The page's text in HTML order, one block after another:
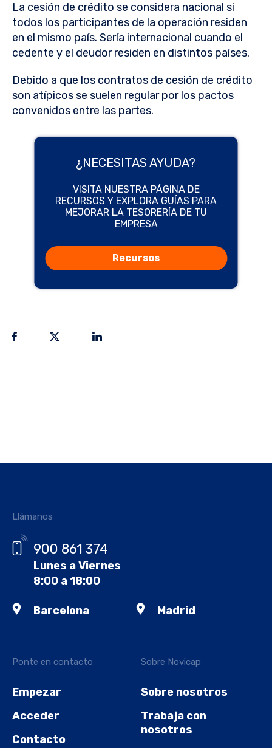
La cesión de crédito se considera nacional si
todos los participantes de la operación residen
en el mismo país. Sería internacional cuando el
cedente y el deudor residen en distintos países.
Debido a que los contratos de cesión de crédito
son atípicos se suelen regular por los pactos
convenidos entre las partes.
¿NECESITAS AYUDA?
VISITA NUESTRA PÁGINA DE
RECURSOS Y EXPLORA GUÍAS PARA
MEJORAR LA TESORERÍA DE TU
EMPRESA
Recursos
Ponte en contacto
Empezar
Acceder
Contacto
Sobre Novicap
Sobre nosotros
Trabaja con
nosotros
Llámanos
900 861 374
Lunes a Viernes
8:00 a 18:00
Barcelona Madrid